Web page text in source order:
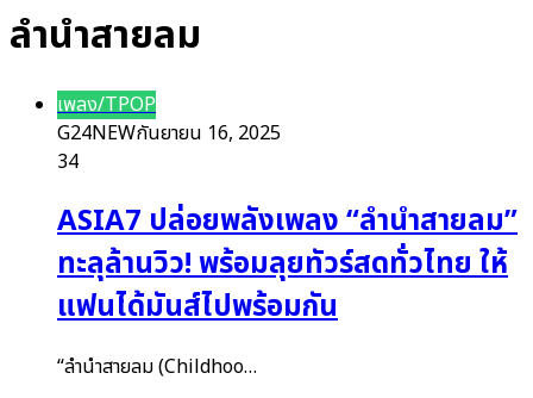
ลำนำสายลม
เพลง/TPOP
G24NEWกันยายน 16, 2025
34
ASIA7 ปล่อยพลังเพลง “ลำนำสายลม”
ทะลุล้านวิว! พร้อมลุยทัวร์สดทั่วไทย ให้
แฟนได้มันส์ไปพร้อมกัน
“ลำนำสายลม (Childhoo…